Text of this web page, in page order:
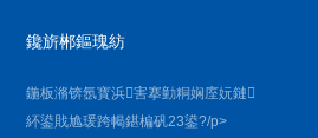
鑱旂郴鏂瑰紡
鍦板潃锛氬寳浜害搴勭粡娴庢妧鏈
紑鍙戝尯瑗跨幆鍖楄矾23鍙?/p>